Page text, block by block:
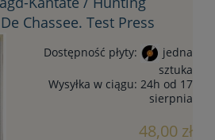
Chassee. Test Press
Dostępność płyty:
jedna
sztuka
Wysyłka w ciągu: 24h od 17
sierpnia
48,00 zł